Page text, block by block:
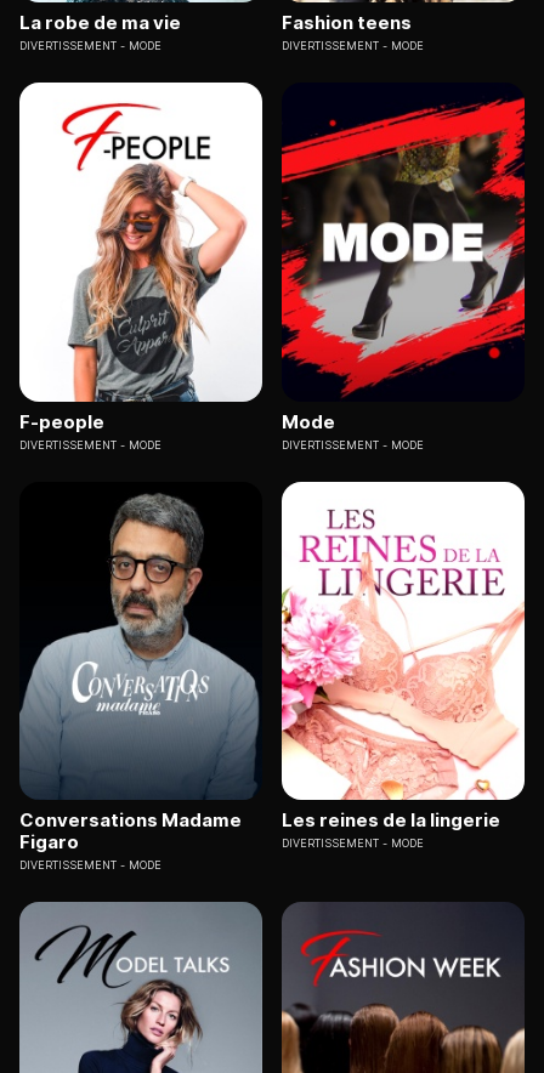
La robe de ma vie
DIVERTISSEMENT MODE
Fashion teens
DIVERTISSEMENT MODE
F-people
DIVERTISSEMENT MODE
Mode
DIVERTISSEMENT MODE
Conversations Madame
Figaro
DIVERTISSEMENT MODE
Les reines de la lingerie
DIVERTISSEMENT MODE